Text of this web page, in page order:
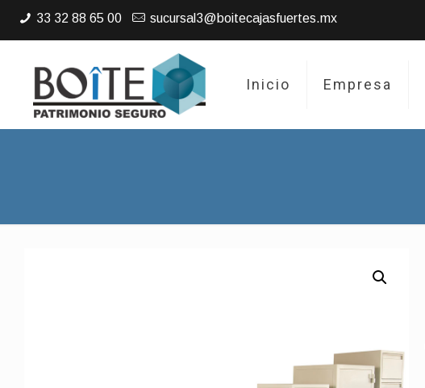
33 32 88 65 00 sucursal3@boitecajasfuertes.mx
Inicio Empresa